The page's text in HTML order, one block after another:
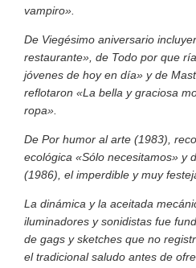
vampiro».
De Viegésimo aniversario
restaurante», de Todo por que
jóvenes de hoy en día» y de
reflotaron «La bella y graciosa
ropa».
De Por humor al arte (1983),
ecológica «Sólo necesitamos» y
(1986), el imperdible y muy
La dinámica y la aceitada
iluminadores y sonidistas fue
de gags y sketches que no
el tradicional saludo antes de